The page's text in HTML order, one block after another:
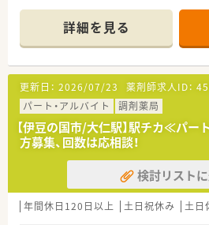
【店舗情報と応需状況について】
■最寄り駅の大仁駅から徒歩11分
マイカーでの通勤も可能なので日
■近隣にあるクリニックから内科
おり、1日あたりの枚数は約100枚と
■処方箋に対して薬剤師は常時3名
り、事務スタッフも4名在籍してい
【求人情報について】
■正社員としてご入社いただく場
650万円となっており、ご経験やス
■住宅補助制度が大変充実してお
てくれる借り上げ社宅制度を利用
詳細を見る
更新日： 2026/07/23 薬剤師求人ID：
パート・アルバイト
調剤薬局
【伊豆の国市/大仁駅】駅チカ≪パ
方募集、回数は応相談！
検討リスト
年間休日120日以上 土日祝休み 土日